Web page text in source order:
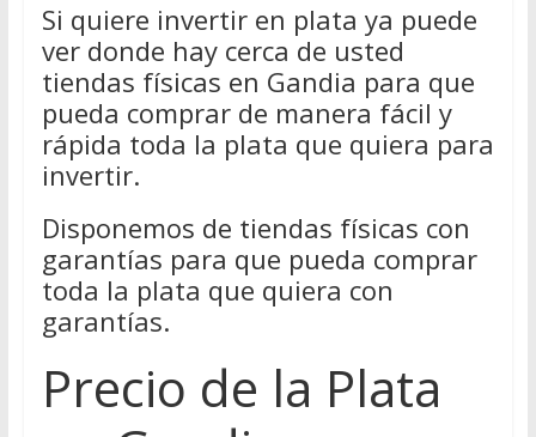
Si quiere invertir en plata ya puede
ver donde hay cerca de usted
tiendas físicas en Gandia para que
pueda comprar de manera fácil y
rápida toda la plata que quiera para
invertir.
Disponemos de tiendas físicas con
garantías para que pueda comprar
toda la plata que quiera con
garantías.
Precio de la Plata